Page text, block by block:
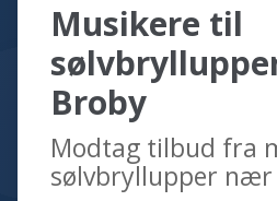
Musikere til
Broby
Modtag tilbud fra
sølvbryllupper nær